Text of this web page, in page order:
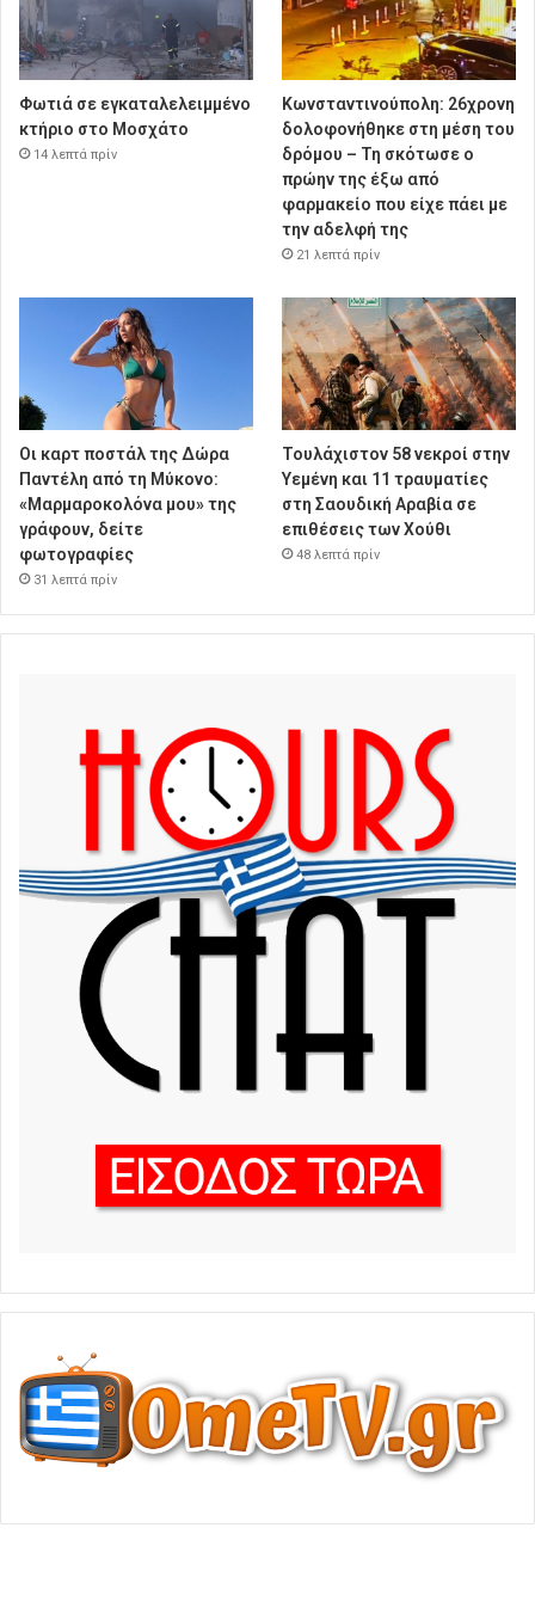
Φωτιά σε εγκαταλελειμμένο
κτήριο στο Μοσχάτο
14 λεπτά πρίν
Κωνσταντινούπολη: 26χρονη
δολοφονήθηκε στη μέση του
δρόμου – Τη σκότωσε ο
πρώην της έξω από
φαρμακείο που είχε πάει με
την αδελφή της
21 λεπτά πρίν
Οι καρτ ποστάλ της Δώρα
Παντέλη από τη Μύκονο:
«Μαρμαροκολόνα μου» της
γράφουν, δείτε
φωτογραφίες
31 λεπτά πρίν
Τουλάχιστον 58 νεκροί στην
Υεμένη και 11 τραυματίες
στη Σαουδική Αραβία σε
επιθέσεις των Χούθι
48 λεπτά πρίν